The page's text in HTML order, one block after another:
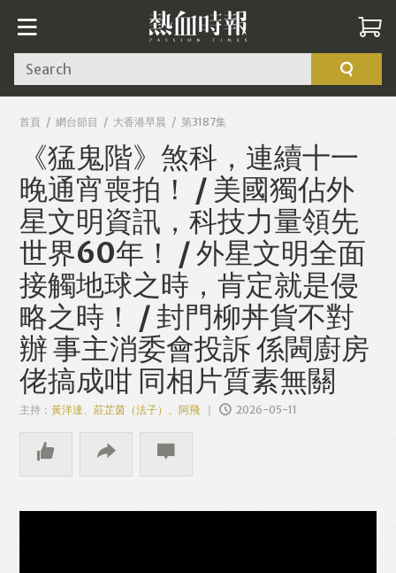
Search
首頁 網台節目 大香港早晨 第3187集
《猛鬼階》煞科，連續十一
晚通宵喪拍！ / 美國獨佔外
星文明資訊，科技力量領先
世界60年！ / 外星文明全面
接觸地球之時，肯定就是侵
略之時！ / 封門柳丼貨不對
辦 事主消委會投訴 係閪廚房
佬搞成咁 同相片質素無關
主持：黃洋達、莊芷茵（法子）、阿飛 2026-05-11